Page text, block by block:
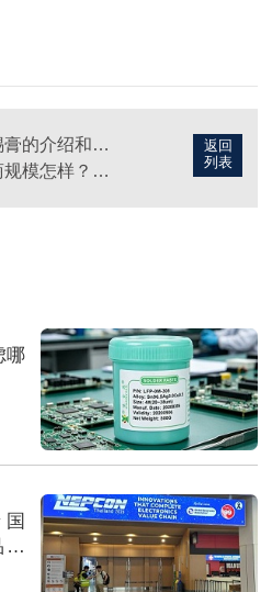
返回
列表
佳金源讲解焊锡膏的介绍和选择？
锡膏厂家生产商规模怎样？—佳金源来说一下
哪